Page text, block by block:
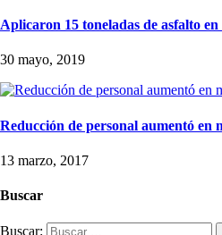
Aplicaron 15 toneladas de asfalto
30 mayo, 2019
Reducción de personal aumentó en
13 marzo, 2017
Buscar
Buscar: